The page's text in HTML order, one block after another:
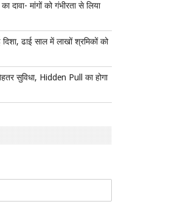
दावा- मांगों को गंभीरता से लिया
ढाई साल में लाखों श्रमिकों को
सुविधा, Hidden Pull का होगा